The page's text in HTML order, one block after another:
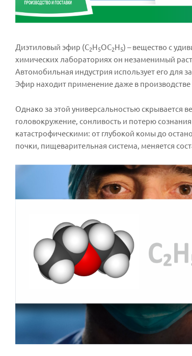
Диэтиловый эфир (C2H5OC2H5) – вещество с
химических лабораториях он незаменимый
Автомобильная индустрия использует его для
Эфир находит применение даже в
Однако за этой универсальностью скрывается
головокружение, сонливость и потерю
катастрофическими: от глубокой комы до
почки, пищеварительная система, меняется